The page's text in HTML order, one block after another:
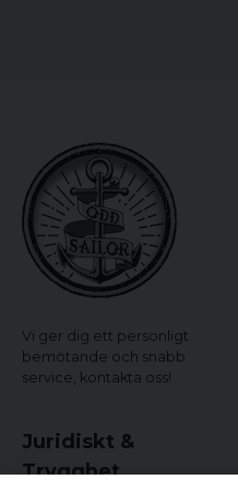
Vi ger dig ett personligt
bemötande och snabb
service, kontakta oss!
Juridiskt &
Trygghet